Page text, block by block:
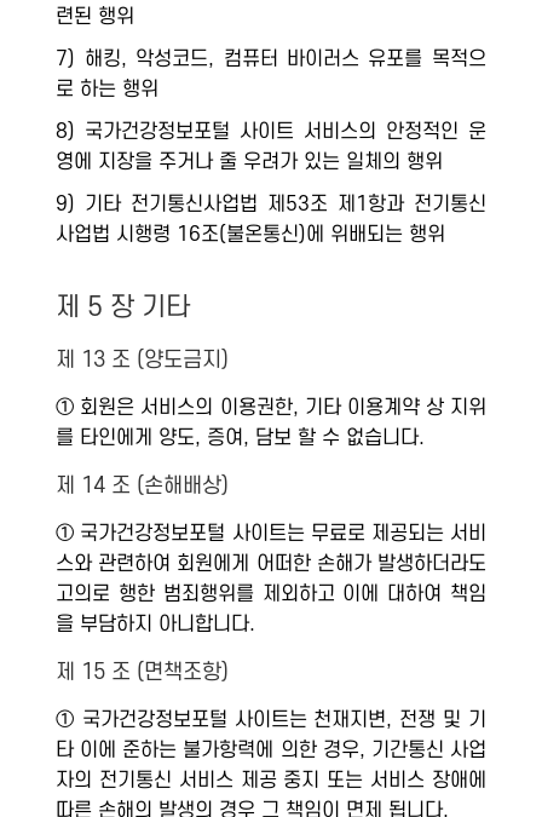
련된 행위
7) 해킹, 악성코드, 컴퓨터 바이러스 유포를 목적으
로 하는 행위
8) 국가건강정보포털 사이트 서비스의 안정적인 운
영에 지장을 주거나 줄 우려가 있는 일체의 행위
9) 기타 전기통신사업법 제53조 제1항과 전기통신
사업법 시행령 16조(불온통신)에 위배되는 행위
제 5 장 기타
제 13 조 (양도금지)
① 회원은 서비스의 이용권한, 기타 이용계약 상 지위
를 타인에게 양도, 증여, 담보 할 수 없습니다.
제 14 조 (손해배상)
① 국가건강정보포털 사이트는 무료로 제공되는 서비
스와 관련하여 회원에게 어떠한 손해가 발생하더라도
고의로 행한 범죄행위를 제외하고 이에 대하여 책임
을 부담하지 아니합니다.
제 15 조 (면책조항)
① 국가건강정보포털 사이트는 천재지변, 전쟁 및 기
타 이에 준하는 불가항력에 의한 경우, 기간통신 사업
자의 전기통신 서비스 제공 중지 또는 서비스 장애에
따른 손해의 발생의 경우 그 책임이 면제 됩니다.